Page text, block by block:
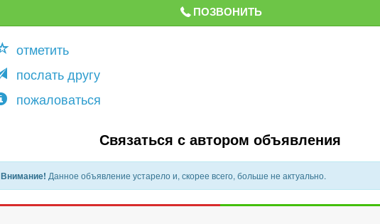
ПОЗВОНИТЬ
отметить
послать другу
пожаловаться
Связаться с автором объявления
Внимание! Данное объявление устарело и, скорее всего, больше не актуально.